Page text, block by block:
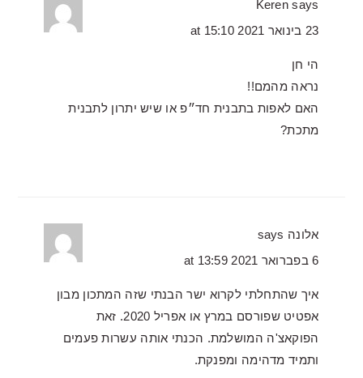
Keren says
23 בינואר 2021 at 15:10
הי חן
נראה מהמם!!
האם לאפות בתבנית חד״פ או שיש יתרון לתבנית
מתכת?
אלונה says
6 בפברואר 2021 at 13:59
איך שהתחלתי לקרוא ישר הבנתי שזה המתכון מבון
אפטיט שפורסם במרץ או אפריל 2020. זאת
הפוקאצ'ה המושלמת. הכנתי אותה עשרות פעמים
ותמיד מדהימה ומפנקת.